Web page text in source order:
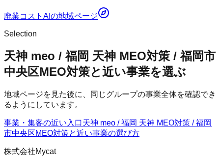
廃業コストAI の地域ページ
Selection
天神 meo / 福岡 天神 MEO対策 / 福岡市
中央区MEO対策と近い事業を選ぶ
地域ページを見た後に、同じグループの事業全体を確認でき
るようにしています。
事業・集客の近い入口天神 meo / 福岡 天神 MEO対策 / 福岡
市中央区MEO対策と近い事業の選び方
株式会社Mycat